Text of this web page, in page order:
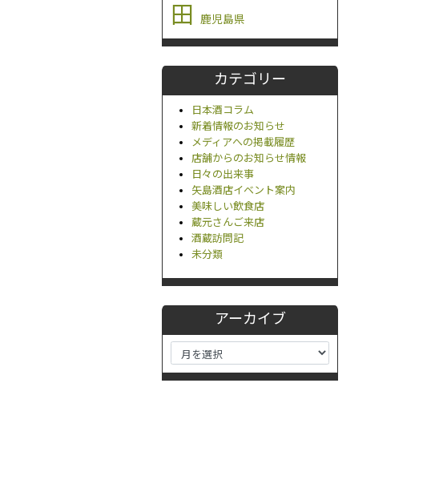
田
鹿児島県
カテゴリー
日本酒コラム
新着情報のお知らせ
メディアへの掲載履歴
店舗からのお知らせ情報
日々の出来事
矢島酒店イベント案内
美味しい飲食店
蔵元さんご来店
酒蔵訪問記
未分類
アーカイブ